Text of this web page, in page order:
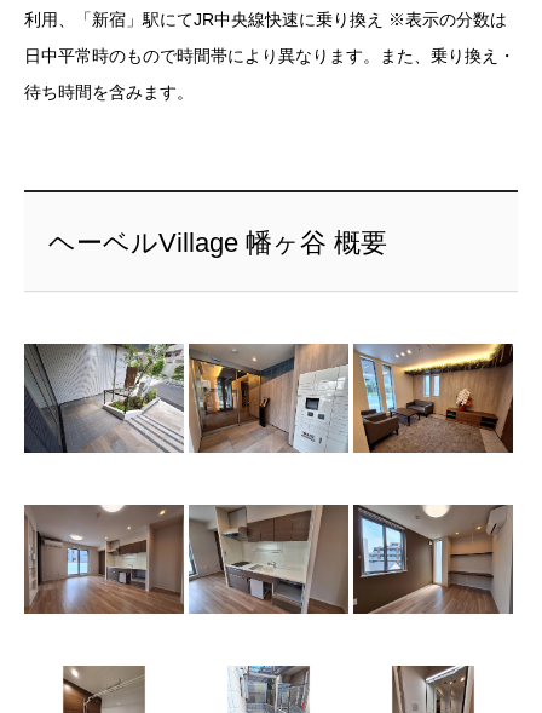
利用、「新宿」駅にてJR中央線快速に乗り換え ※表示の分数は
日中平常時のもので時間帯により異なります。また、乗り換え・
待ち時間を含みます。
ヘーベルVillage 幡ヶ谷 概要